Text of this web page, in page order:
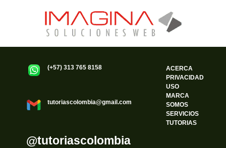
(+57) 313 765 8158
tutoriascolombia@gmail.com
@tutoriascolombia
ACERCA
PRIVACIDAD
USO
MARCA
SOMOS
SERVICIOS
TUTORIAS